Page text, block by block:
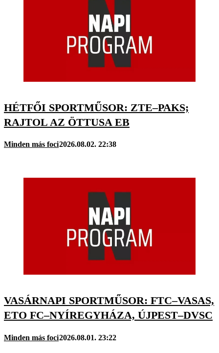
HÉTFŐI SPORTMŰSOR: ZTE–PAKS;
RAJTOL AZ ÖTTUSA EB
Minden más foci2026.08.02. 22:38
VASÁRNAPI SPORTMŰSOR: FTC–VASAS,
ETO FC–NYÍREGYHÁZA, ÚJPEST–DVSC
Minden más foci2026.08.01. 23:22